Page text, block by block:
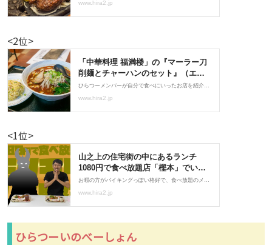
<2位>
<1位>
ひらつーいのべーしょん